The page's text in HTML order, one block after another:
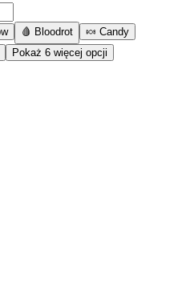
🩸 Bloodrot
🍬 Candy
Pokaż 6 więcej opcji